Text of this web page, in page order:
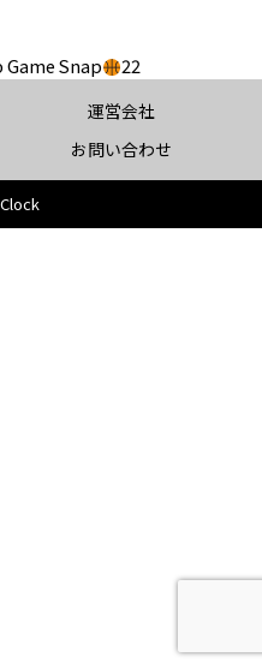
Snap 22
運営会社
お問い合わせ